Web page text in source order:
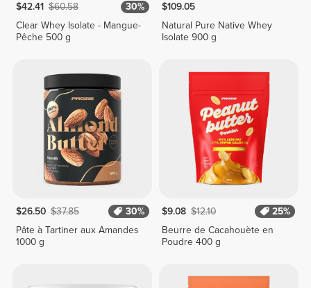
$42.41 $60.58
30%
Clear Whey Isolate - Mangue-
Pêche 500 g
$109.05
Natural Pure Native Whey
Isolate 900 g
$26.50 $37.85
30%
Pâte à Tartiner aux Amandes
1000 g
$9.08 $12.10
25%
Beurre de Cacahouète en
Poudre 400 g